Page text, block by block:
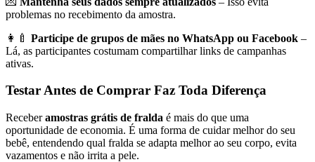
problemas no recebimento da amostra.
👩‍🍼 Participe de grupos de mães no WhatsApp ou Facebook –
Lá, as participantes costumam compartilhar links de campanhas
ativas.
Testar Antes de Comprar Faz Toda Diferença
Receberamostras grátis de fralda é mais do que uma
oportunidade de economia. É uma forma de cuidar melhor do seu
bebê, entendendo qual fralda se adapta melhor ao seu corpo, evita
vazamentos e não irrita a pele.